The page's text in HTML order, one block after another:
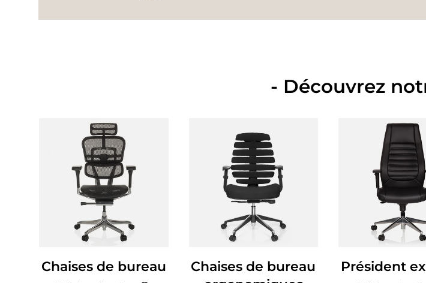
- Découvrez
Chaises de bureau
Chaises de bureau
Président